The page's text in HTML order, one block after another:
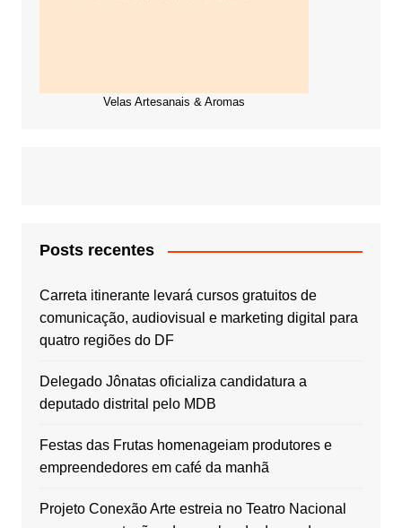
Velas Artesanais & Aromas
Posts recentes
Carreta itinerante levará cursos gratuitos de
comunicação, audiovisual e marketing digital para
quatro regiões do DF
Delegado Jônatas oficializa candidatura a
deputado distrital pelo MDB
Festas das Frutas homenageiam produtores e
empreendedores em café da manhã
Projeto Conexão Arte estreia no Teatro Nacional